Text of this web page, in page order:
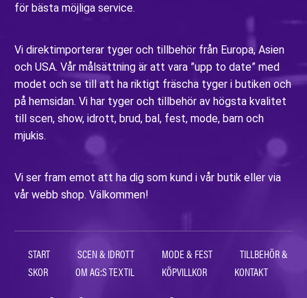
för bästa möjliga service.
Vi direktimporterar tyger och tillbehör från Europa, Asien
och USA. Vår målsättning är att vara ”upp to date” med
modet och se till att ha riktigt fräscha tyger i butiken och
på hemsidan. Vi har tyger och tillbehör av högsta kvalitet
till scen, show, idrott, brud, bal, fest, mode, barn och
mjukis.
Vi ser fram emot att ha dig som kund i vår butik eller via
vår webb shop. Välkommen!
START SCEN & IDROTT MODE & FEST
TILLBEHÖR &
SKOR
OM AG:S TEXTIL KÖPVILLKOR KONTAKT